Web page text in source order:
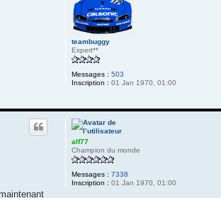
teambuggy
Expert**
Messages : 503
Inscription : 01 Jan 1970, 01:00
alf77
Champion du monde
Messages : 7338
Inscription : 01 Jan 1970, 01:00